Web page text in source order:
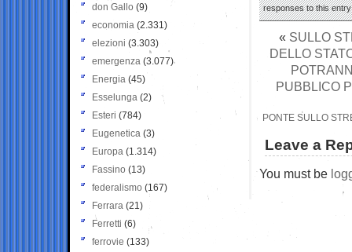
responses to this
« SULLO
DELLO
PUBBLICO
PONTE SULLO
Leave a
You must be
don Gallo (9)
economia (2.331)
elezioni (3.303)
emergenza (3.077)
Energia (45)
Esselunga (2)
Esteri (784)
Eugenetica (3)
Europa (1.314)
Fassino (13)
federalismo (167)
Ferrara (21)
Ferretti (6)
ferrovie (133)